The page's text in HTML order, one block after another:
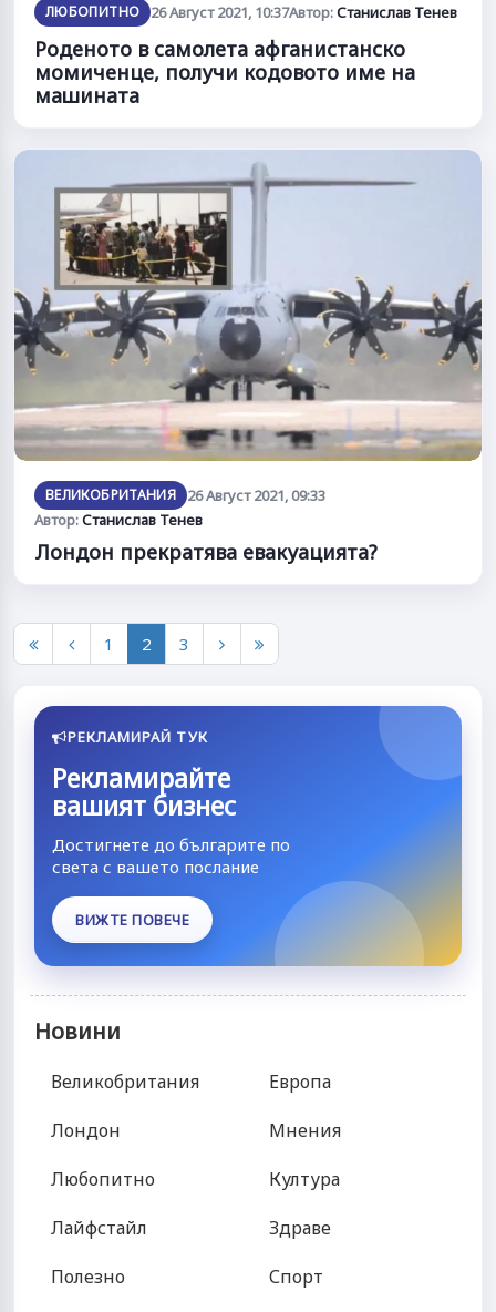
ЛЮБОПИТНО 26 Август 2021, 10:37Автор:Станислав Тенев
Роденото в самолета афганистанско
момиченце, получи кодовото име на
машината
ВЕЛИКОБРИТАНИЯ
26 Август 2021, 09:33
Автор:Станислав Тенев
Лондон прекратява евакуацията?
1 2 3
РЕКЛАМИРАЙ ТУК
Рекламирайте
вашият бизнес
Достигнете до българите по
света с вашето послание
ВИЖТЕ ПОВЕЧЕ
Новини
Великобритания
Лондон
Любопитно
Лайфстайл
Полезно
Европа
Мнения
Култура
Здраве
Спорт